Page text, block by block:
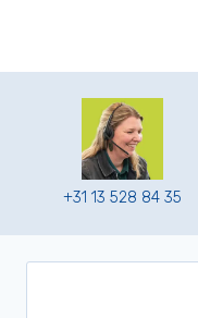
+31 13 528 84 35